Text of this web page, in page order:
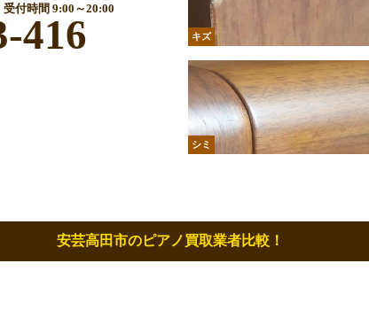
受付時間 9:00～20:00
416 キズ
シミ
安芸高田市のピアノ買取業者比較！